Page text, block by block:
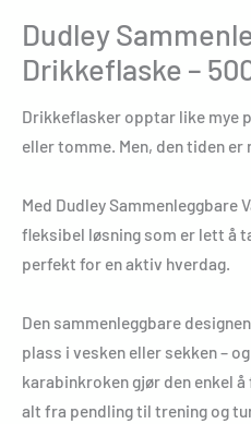
Dudley
Drikkeflaske –
Drikkeflasker opptar like mye
eller tomme. Men, den tiden er
Med Dudley Sammenleggbare
fleksibel løsning som er lett å
perfekt for en aktiv hverdag.
Den sammenleggbare
plass i vesken eller sekken –
karabinkroken gjør den enkel
alt fra pendling til trening og